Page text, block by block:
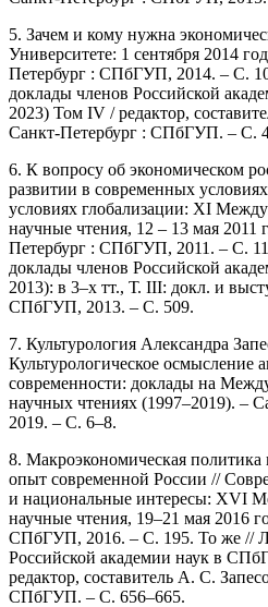
5. Зачем и кому нужна
Университете: 1 сентября 2014
Петербург : СПбГУП, 2014. – С.
доклады членов Российской
2023) Том IV / редактор,
Санкт-Петербург : СПбГУП. – С.
6. К вопросу об экономическом
развитии в современных
условиях глобализации: XI
научные чтения, 12 – 13 мая 2011
Петербург : СПбГУП, 2011. – С.
доклады членов Российской
2013): в 3–х тт., Т. III: докл. и
СПбГУП, 2013. – С. 509.
7. Культурология Александра
Культурологическое осмысление
современности: доклады на
научных чтениях (1997–2019). –
2019. – С. 6–8.
8. Макроэкономическая политика
опыт современной России //
и национальные интересы: XVI
научные чтения, 19–21 мая 2016
СПбГУП, 2016. – С. 195. То же //
Российской академии наук в
редактор, составитель А. С.
СПбГУП. – С. 656–665.